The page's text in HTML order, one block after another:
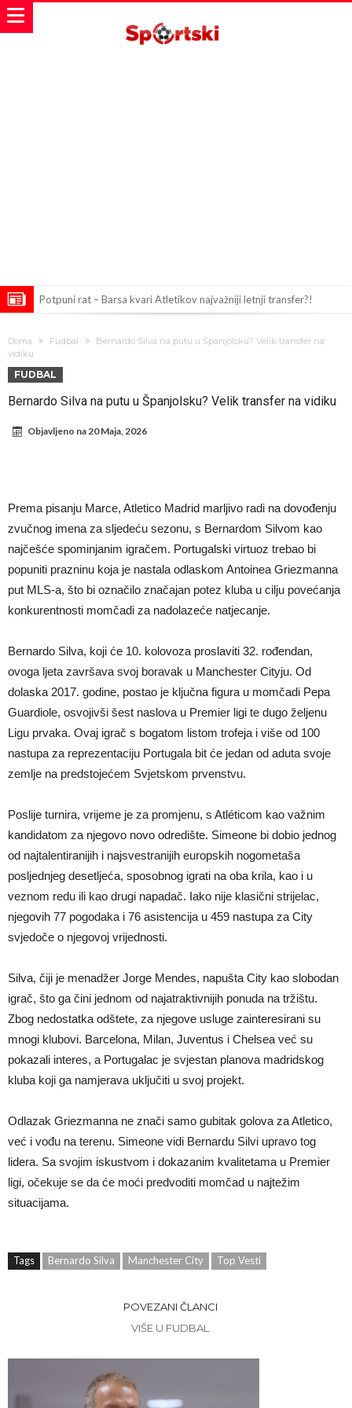
Potpuni rat – Barsa kvari Atletikov najvažniji letnji transfer?!
pravila
Arsenal za 138 miliona evra dovodi zvezdu Serie A?
Francuski sudac suočen s pritvorom zbog navoda o nasilju u
porodici
Ovo je nova situacija za Novaka: Siner i Alkaraz otkazuju, Zverev bez
pozajmicu?
Real Madrid je doneo odluku: Endrick prelazi u Premijer ligu!
Doma Fudbal
Bernardo Silva na putu u Španjolsku? Velik transfer na
vidiku
FUDBAL
Bernardo Silva na putu u Španjolsku? Velik transfer na vidiku
Objavljeno na20 Maja, 2026
Prema pisanju Marce, Atletico Madrid marljivo radi na dovođenju
zvučnog imena za sljedeću sezonu, s Bernardom Silvom kao
najčešće spominjanim igračem. Portugalski virtuoz trebao bi
popuniti prazninu koja je nastala odlaskom Antoinea Griezmanna
put MLS-a, što bi označilo značajan potez kluba u cilju povećanja
konkurentnosti momčadi za nadolazeće natjecanje.
Bernardo Silva, koji će 10. kolovoza proslaviti 32. rođendan,
ovoga ljeta završava svoj boravak u Manchester Cityju. Od
dolaska 2017. godine, postao je ključna figura u momčadi Pepa
Guardiole, osvojivši šest naslova u Premier ligi te dugo željenu
Ligu prvaka. Ovaj igrač s bogatom listom trofeja i više od 100
nastupa za reprezentaciju Portugala bit će jedan od aduta svoje
zemlje na predstojećem Svjetskom prvenstvu.
Poslije turnira, vrijeme je za promjenu, s Atléticom kao važnim
kandidatom za njegovo novo odredište. Simeone bi dobio jednog
od najtalentiranijih i najsvestranijih europskih nogometaša
posljednjeg desetljeća, sposobnog igrati na oba krila, kao i u
veznom redu ili kao drugi napadač. Iako nije klasični strijelac,
njegovih 77 pogodaka i 76 asistencija u 459 nastupa za City
svjedoče o njegovoj vrijednosti.
Silva, čiji je menadžer Jorge Mendes, napušta City kao slobodan
igrač, što ga čini jednom od najatraktivnijih ponuda na tržištu.
Zbog nedostatka odštete, za njegove usluge zainteresirani su
mnogi klubovi. Barcelona, Milan, Juventus i Chelsea već su
pokazali interes, a Portugalac je svjestan planova madridskog
kluba koji ga namjerava uključiti u svoj projekt.
Odlazak Griezmanna ne znači samo gubitak golova za Atletico,
već i vođu na terenu. Simeone vidi Bernardu Silvi upravo tog
lidera. Sa svojim iskustvom i dokazanim kvalitetama u Premier
ligi, očekuje se da će moći predvoditi momčad u najtežim
situacijama.
Tags Bernardo Silva Manchester City Top Vesti
POVEZANI ČLANCI
VIŠE U FUDBAL